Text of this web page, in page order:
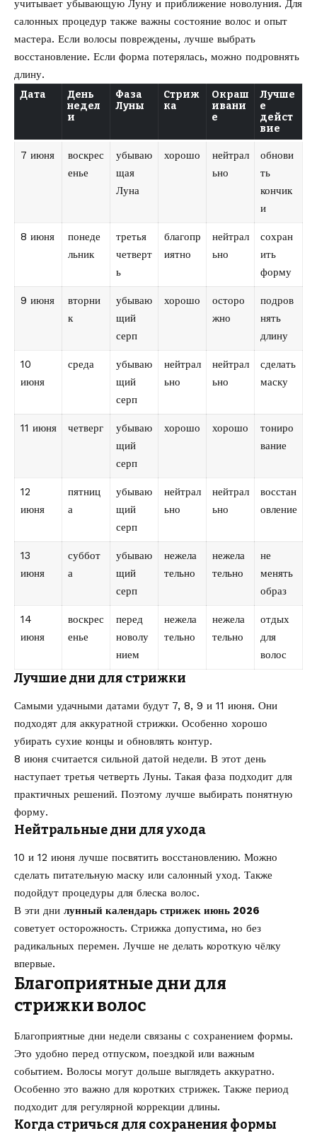
учитывает убывающую Луну и приближение новолуния. Для
салонных процедур также важны состояние волос и опыт
мастера. Если волосы повреждены, лучше выбрать
восстановление. Если форма потерялась, можно подровнять
длину.
Дата
День
недел
и
Фаза
Луны
Стриж
ка
Окраш
ивани
е
Лучше
е
дейст
вие
7 июня
воскрес
енье
убываю
щая
Луна
хорошо
нейтрал
ьно
обнови
ть
кончик
и
8 июня
понеде
льник
третья
четверт
ь
благопр
иятно
нейтрал
ьно
сохран
ить
форму
9 июня
вторни
к
убываю
щий
серп
хорошо
осторо
жно
подров
нять
длину
10
июня
среда
убываю
щий
серп
нейтрал
ьно
нейтрал
ьно
сделать
маску
11 июня четверг
убываю
щий
серп
хорошо хорошо
тониро
вание
12
июня
пятниц
а
убываю
щий
серп
нейтрал
ьно
нейтрал
ьно
восстан
овление
13
июня
суббот
а
убываю
щий
серп
нежела
тельно
нежела
тельно
не
менять
образ
14
июня
воскрес
енье
перед
новолу
нием
нежела
тельно
нежела
тельно
отдых
для
волос
Лучшие дни для стрижки
Самыми удачными датами будут 7, 8, 9 и 11 июня. Они
подходят для аккуратной стрижки. Особенно хорошо
убирать сухие концы и обновлять контур.
8 июня считается сильной датой недели. В этот день
наступает третья четверть Луны. Такая фаза подходит для
практичных решений. Поэтому лучше выбирать понятную
форму.
Нейтральные дни для ухода
10 и 12 июня лучше посвятить восстановлению. Можно
сделать питательную маску или салонный уход. Также
подойдут процедуры для блеска волос.
В эти дни лунный календарь стрижек июнь 2026
советует осторожность. Стрижка допустима, но без
радикальных перемен. Лучше не делать короткую чёлку
впервые.
Благоприятные дни для
стрижки волос
Благоприятные дни недели связаны с сохранением формы.
Это удобно перед отпуском, поездкой или важным
событием. Волосы могут дольше выглядеть аккуратно.
Особенно это важно для коротких стрижек. Также период
подходит для регулярной коррекции длины.
Когда стричься для сохранения формы